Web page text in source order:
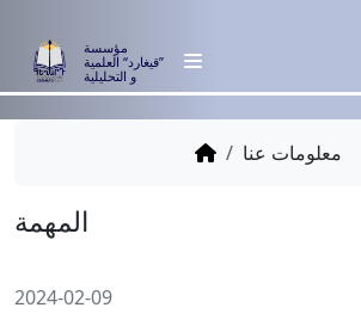
مؤسسة
”قيغارد“ العلمية
و التحليلية
معلومات عنا
2024-02-09